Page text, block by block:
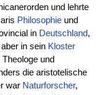
und lehrte
Philosophieund
in Deutschland,
in sein Kloster
und
die aristotelische
war Naturforscher,